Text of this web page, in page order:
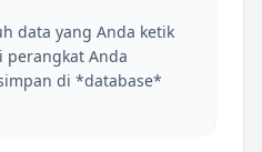
data yang Anda ketik
Anda
di *database*